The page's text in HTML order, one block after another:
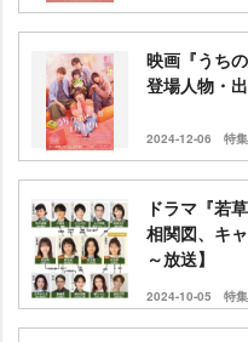
映画『うち
登場人物・
2024-12-06 特集
ドラマ『若
相関図、キ
～放送】
2024-10-05 特集